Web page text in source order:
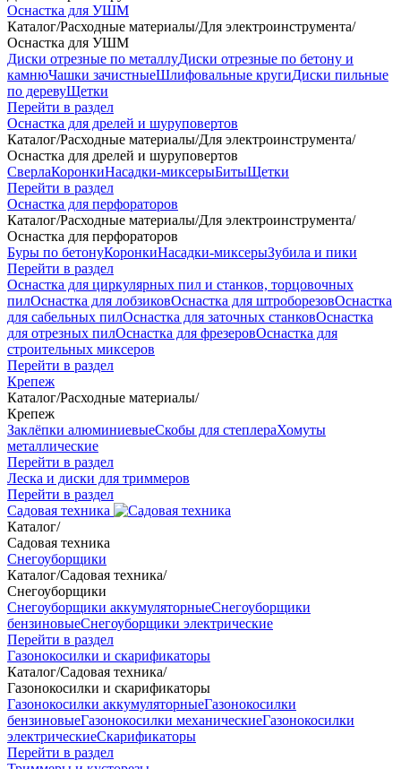
Оснастка для УШМ
Каталог/Расходные материалы/Для электроинструмента/
Оснастка для УШМ
Диски отрезные по металлуДиски отрезные по бетону и
камнюЧашки зачистныеШлифовальные кругиДиски пильные
по деревуЩетки
Перейти в раздел
Оснастка для дрелей и шуруповертов
Каталог/Расходные материалы/Для электроинструмента/
Оснастка для дрелей и шуруповертов
СверлаКоронкиНасадки-миксерыБитыЩетки
Перейти в раздел
Оснастка для перфораторов
Каталог/Расходные материалы/Для электроинструмента/
Оснастка для перфораторов
Буры по бетонуКоронкиНасадки-миксерыЗубила и пики
Перейти в раздел
Оснастка для циркулярных пил и станков, торцовочных
пилОснастка для лобзиковОснастка для штроборезовОснастка
для сабельных пилОснастка для заточных станковОснастка
для отрезных пилОснастка для фрезеровОснастка для
строительных миксеров
Перейти в раздел
Крепеж
Каталог/Расходные материалы/
Крепеж
Заклёпки алюминиевыеСкобы для степлераХомуты
металлические
Перейти в раздел
Леска и диски для триммеров
Перейти в раздел
Садовая техника
Каталог/
Садовая техника
Снегоуборщики
Каталог/Садовая техника/
Снегоуборщики
Снегоуборщики аккумуляторныеСнегоуборщики
бензиновыеСнегоуборщики электрические
Перейти в раздел
Газонокосилки и скарификаторы
Каталог/Садовая техника/
Газонокосилки и скарификаторы
Газонокосилки аккумуляторныеГазонокосилки
бензиновыеГазонокосилки механическиеГазонокосилки
электрическиеСкарификаторы
Перейти в раздел